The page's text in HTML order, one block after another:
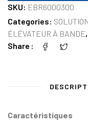
SKU: EBR6000300
Categories:
ÉLÉVATEUR À BANDE,
Share
Caractéristiques